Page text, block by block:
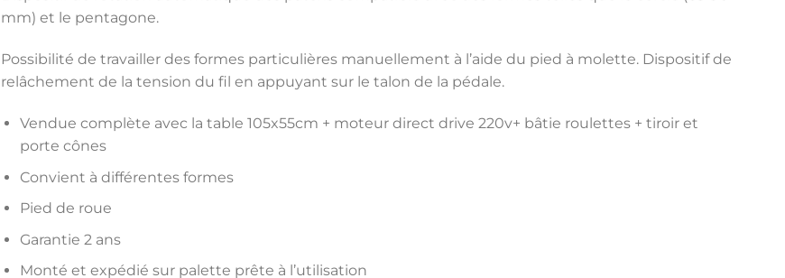
mm) et le pentagone.
Possibilité de travailler des formes particulières manuellement à l’aide du pied à molette. Dispositif de
relâchement de la tension du fil en appuyant sur le talon de la pédale.
Vendue complète avec la table 105x55cm + moteur direct drive 220v+ bâtie roulettes + tiroir et
porte cônes
Convient à différentes formes
Pied de roue
Garantie 2 ans
Monté et expédié sur palette prête à l’utilisation